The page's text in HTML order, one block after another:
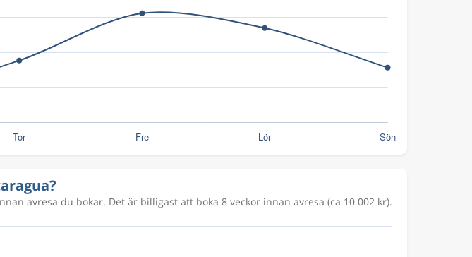
avresa du bokar. Det är billigast att boka 8 veckor innan avresa (ca 10 002 kr).